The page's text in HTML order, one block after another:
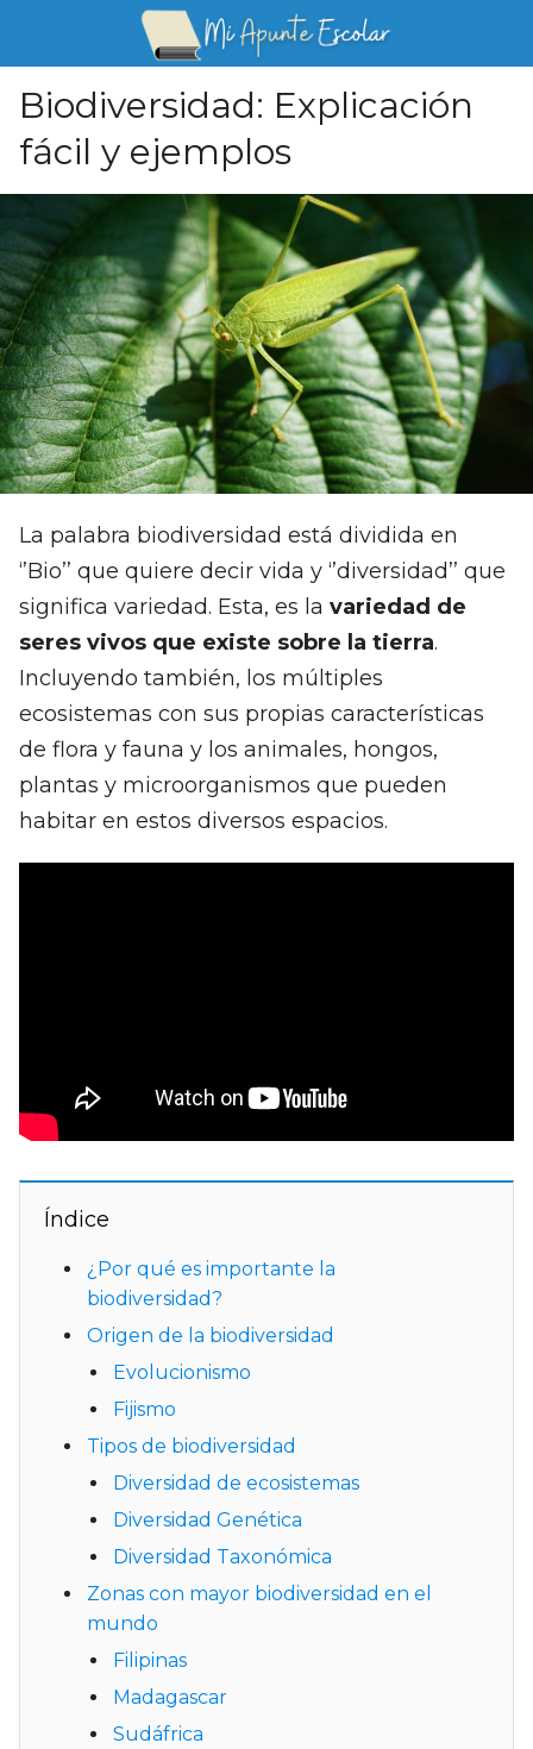
Biodiversidad: Explicación
fácil y ejemplos
La palabra biodiversidad está dividida en
‘’Bio’’ que quiere decir vida y ‘’diversidad’’ que
significa variedad. Esta, es la variedad de
seres vivos que existe sobre la tierra.
Incluyendo también, los múltiples
ecosistemas con sus propias características
de flora y fauna y los animales, hongos,
plantas y microorganismos que pueden
habitar en estos diversos espacios.
Índice
¿Por qué es importante la
biodiversidad?
Origen de la biodiversidad
Evolucionismo
Fijismo
Tipos de biodiversidad
Diversidad de ecosistemas
Diversidad Genética
Diversidad Taxonómica
Zonas con mayor biodiversidad en el
mundo
Filipinas
Madagascar
Sudáfrica